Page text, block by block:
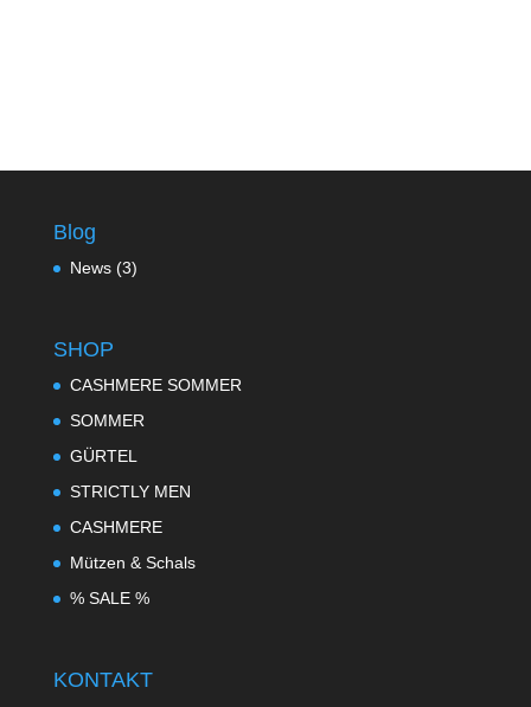
Blog
News(3)
SHOP
CASHMERE SOMMER
SOMMER
GÜRTEL
STRICTLY MEN
CASHMERE
Mützen & Schals
% SALE %
KONTAKT